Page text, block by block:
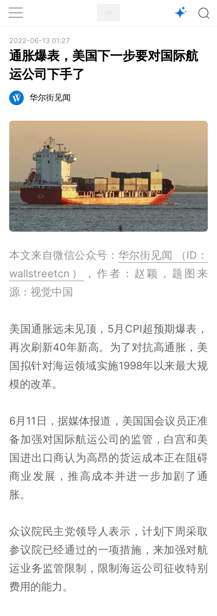
1X
2022-06-13 01:27
通胀爆表，美国下一步要对国际航
运公司下手了
华尔街见闻
本文来自微信公众号： 华尔街见闻 （ID：
wallstreetcn）
，作者：赵颖，题图来
源：视觉中国
美国通胀远未见顶，5月CPI超预期爆表，
再次刷新40年新高。为了对抗高通胀，美
国拟针对海运领域实施1998年以来最大规
模的改革。
6月11日，据媒体报道，美国国会议员正准
备加强对国际航运公司的监管，白宫和美
国进出口商认为高昂的货运成本正在阻碍
商业发展，推高成本并进一步加剧了通
胀。
众议院民主党领导人表示，计划下周采取
参议院已经通过的一项措施，来加强对航
运业务监管限制，限制海运公司征收特别
费用的能力。